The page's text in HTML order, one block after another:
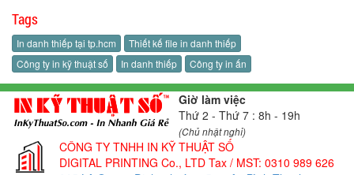
Tags
In danh thiếp tại tp.hcm
Thiết kế file in danh thiếp
Công ty in kỹ thuật số
In danh thiếp Công ty in ấn
Giờ làm việc
Thứ 2 - Thứ 7 : 8h - 19h
(Chủ nhật nghỉ)
CÔNG TY TNHH IN KỸ THUẬT SỐ
DIGITAL PRINTING Co., LTD Tax / MST: 0310 989 626